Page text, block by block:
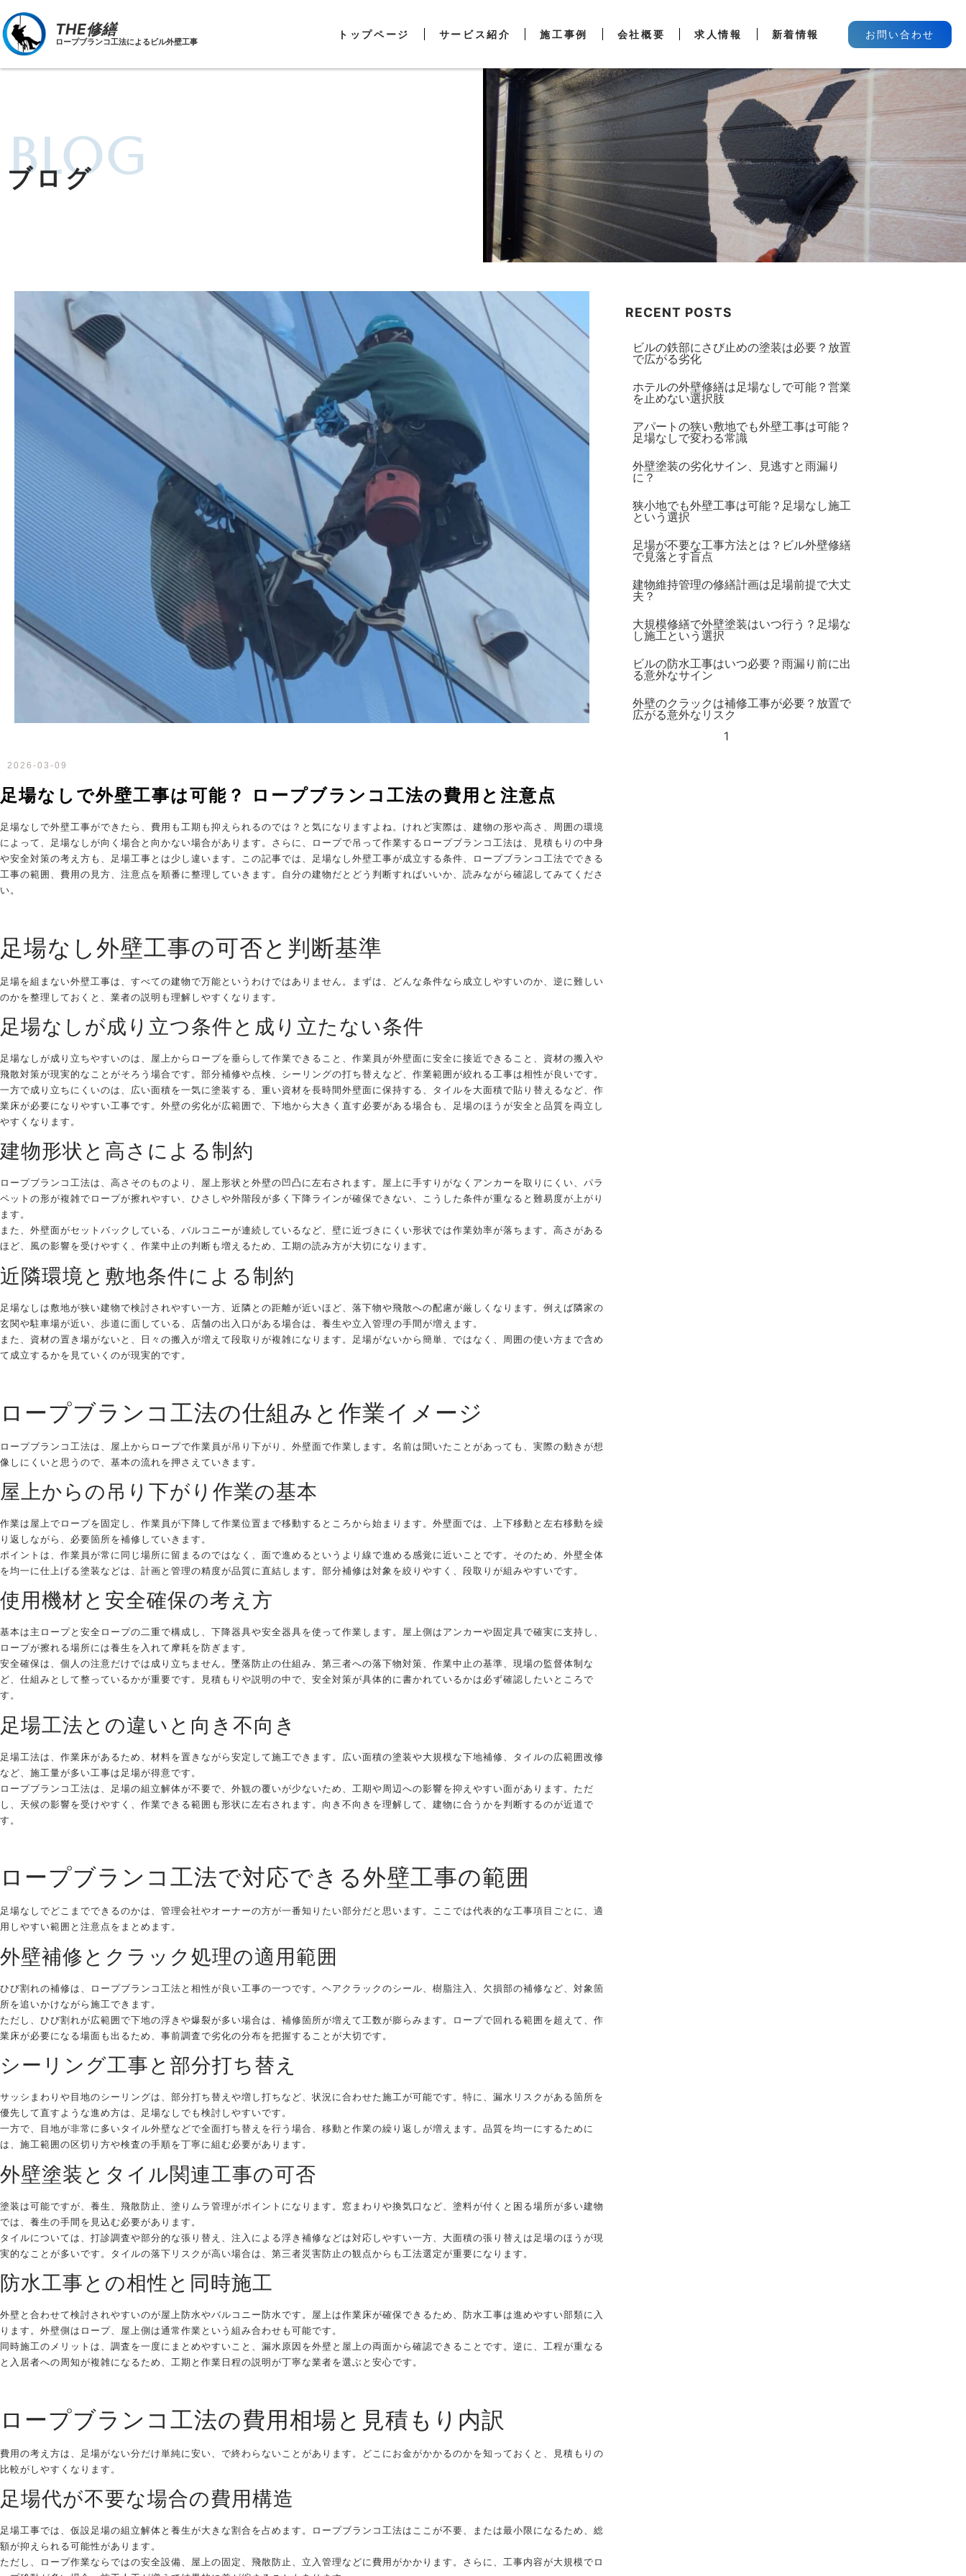
THE修繕
ロープブランコ工法によるビル外壁工事
トップページ サービス紹介 施工事例 会社概要 求人情報 新着情報 お問い合わせ
blog
ブログ
2026-03-09
足場なしで外壁工事は可能？ ロープブランコ工法の費用と注意点
足場なしで外壁工事ができたら、費用も工期も抑えられるのでは？と気になりますよね。けれど実際は、建物の形や高さ、周囲の環境
によって、足場なしが向く場合と向かない場合があります。さらに、ロープで吊って作業するロープブランコ工法は、見積もりの中身
や安全対策の考え方も、足場工事とは少し違います。この記事では、足場なし外壁工事が成立する条件、ロープブランコ工法でできる
工事の範囲、費用の見方、注意点を順番に整理していきます。自分の建物だとどう判断すればいいか、読みながら確認してみてくださ
い。
足場なし外壁工事の可否と判断基準
足場を組まない外壁工事は、すべての建物で万能というわけではありません。まずは、どんな条件なら成立しやすいのか、逆に難しい
のかを整理しておくと、業者の説明も理解しやすくなります。
足場なしが成り立つ条件と成り立たない条件
足場なしが成り立ちやすいのは、屋上からロープを垂らして作業できること、作業員が外壁面に安全に接近できること、資材の搬入や
飛散対策が現実的なことがそろう場合です。部分補修や点検、シーリングの打ち替えなど、作業範囲が絞れる工事は相性が良いです。
一方で成り立ちにくいのは、広い面積を一気に塗装する、重い資材を長時間外壁面に保持する、タイルを大面積で貼り替えるなど、作
業床が必要になりやすい工事です。外壁の劣化が広範囲で、下地から大きく直す必要がある場合も、足場のほうが安全と品質を両立し
やすくなります。
建物形状と高さによる制約
ロープブランコ工法は、高さそのものより、屋上形状と外壁の凹凸に左右されます。屋上に手すりがなくアンカーを取りにくい、パラ
ペットの形が複雑でロープが擦れやすい、ひさしや外階段が多く下降ラインが確保できない、こうした条件が重なると難易度が上がり
ます。
また、外壁面がセットバックしている、バルコニーが連続しているなど、壁に近づきにくい形状では作業効率が落ちます。高さがある
ほど、風の影響を受けやすく、作業中止の判断も増えるため、工期の読み方が大切になります。
近隣環境と敷地条件による制約
足場なしは敷地が狭い建物で検討されやすい一方、近隣との距離が近いほど、落下物や飛散への配慮が厳しくなります。例えば隣家の
玄関や駐車場が近い、歩道に面している、店舗の出入口がある場合は、養生や立入管理の手間が増えます。
また、資材の置き場がないと、日々の搬入が増えて段取りが複雑になります。足場がないから簡単、ではなく、周囲の使い方まで含め
て成立するかを見ていくのが現実的です。
ロープブランコ工法の仕組みと作業イメージ
ロープブランコ工法は、屋上からロープで作業員が吊り下がり、外壁面で作業します。名前は聞いたことがあっても、実際の動きが想
像しにくいと思うので、基本の流れを押さえていきます。
屋上からの吊り下がり作業の基本
作業は屋上でロープを固定し、作業員が下降して作業位置まで移動するところから始まります。外壁面では、上下移動と左右移動を繰
り返しながら、必要箇所を補修していきます。
ポイントは、作業員が常に同じ場所に留まるのではなく、面で進めるというより線で進める感覚に近いことです。そのため、外壁全体
を均一に仕上げる塗装などは、計画と管理の精度が品質に直結します。部分補修は対象を絞りやすく、段取りが組みやすいです。
使用機材と安全確保の考え方
基本は主ロープと安全ロープの二重で構成し、下降器具や安全器具を使って作業します。屋上側はアンカーや固定具で確実に支持し、
ロープが擦れる場所には養生を入れて摩耗を防ぎます。
安全確保は、個人の注意だけでは成り立ちません。墜落防止の仕組み、第三者への落下物対策、作業中止の基準、現場の監督体制な
ど、仕組みとして整っているかが重要です。見積もりや説明の中で、安全対策が具体的に書かれているかは必ず確認したいところで
す。
足場工法との違いと向き不向き
足場工法は、作業床があるため、材料を置きながら安定して施工できます。広い面積の塗装や大規模な下地補修、タイルの広範囲改修
など、施工量が多い工事は足場が得意です。
ロープブランコ工法は、足場の組立解体が不要で、外観の覆いが少ないため、工期や周辺への影響を抑えやすい面があります。ただ
し、天候の影響を受けやすく、作業できる範囲も形状に左右されます。向き不向きを理解して、建物に合うかを判断するのが近道で
す。
ロープブランコ工法で対応できる外壁工事の範囲
足場なしでどこまでできるのかは、管理会社やオーナーの方が一番知りたい部分だと思います。ここでは代表的な工事項目ごとに、適
用しやすい範囲と注意点をまとめます。
外壁補修とクラック処理の適用範囲
ひび割れの補修は、ロープブランコ工法と相性が良い工事の一つです。ヘアクラックのシール、樹脂注入、欠損部の補修など、対象箇
所を追いかけながら施工できます。
ただし、ひび割れが広範囲で下地の浮きや爆裂が多い場合は、補修箇所が増えて工数が膨らみます。ロープで回れる範囲を超えて、作
業床が必要になる場面も出るため、事前調査で劣化の分布を把握することが大切です。
シーリング工事と部分打ち替え
サッシまわりや目地のシーリングは、部分打ち替えや増し打ちなど、状況に合わせた施工が可能です。特に、漏水リスクがある箇所を
優先して直すような進め方は、足場なしでも検討しやすいです。
一方で、目地が非常に多いタイル外壁などで全面打ち替えを行う場合、移動と作業の繰り返しが増えます。品質を均一にするために
は、施工範囲の区切り方や検査の手順を丁寧に組む必要があります。
外壁塗装とタイル関連工事の可否
塗装は可能ですが、養生、飛散防止、塗りムラ管理がポイントになります。窓まわりや換気口など、塗料が付くと困る場所が多い建物
では、養生の手間を見込む必要があります。
タイルについては、打診調査や部分的な張り替え、注入による浮き補修などは対応しやすい一方、大面積の張り替えは足場のほうが現
実的なことが多いです。タイルの落下リスクが高い場合は、第三者災害防止の観点からも工法選定が重要になります。
防水工事との相性と同時施工
外壁と合わせて検討されやすいのが屋上防水やバルコニー防水です。屋上は作業床が確保できるため、防水工事は進めやすい部類に入
ります。外壁側はロープ、屋上側は通常作業という組み合わせも可能です。
同時施工のメリットは、調査を一度にまとめやすいこと、漏水原因を外壁と屋上の両面から確認できることです。逆に、工程が重なる
と入居者への周知が複雑になるため、工期と作業日程の説明が丁寧な業者を選ぶと安心です。
ロープブランコ工法の費用相場と見積もり内訳
費用の考え方は、足場がない分だけ単純に安い、で終わらないことがあります。どこにお金がかかるのかを知っておくと、見積もりの
比較がしやすくなります。
足場代が不要な場合の費用構造
足場工事では、仮設足場の組立解体と養生が大きな割合を占めます。ロープブランコ工法はここが不要、または最小限になるため、総
額が抑えられる可能性があります。
ただし、ロープ作業ならではの安全設備、屋上の固定、飛散防止、立入管理などに費用がかかります。さらに、工事内容が大規模でロ
RECENT POSTS
ビルの鉄部にさび止めの塗装は必要？放置
で広がる劣化
ホテルの外壁修繕は足場なしで可能？営業
を止めない選択肢
アパートの狭い敷地でも外壁工事は可能？
足場なしで変わる常識
外壁塗装の劣化サイン、見逃すと雨漏り
に？
狭小地でも外壁工事は可能？足場なし施工
という選択
足場が不要な工事方法とは？ビル外壁修繕
で見落とす盲点
建物維持管理の修繕計画は足場前提で大丈
夫？
大規模修繕で外壁塗装はいつ行う？足場な
し施工という選択
ビルの防水工事はいつ必要？雨漏り前に出
る意外なサイン
外壁のクラックは補修工事が必要？放置で
広がる意外なリスク
1